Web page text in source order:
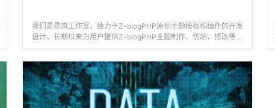
我们是星岚工作室，致力于Z-blogPHP原创主题模板和插件的开发
设计。长期以来为用户提供Z-blogPHP主题制作、仿站、修改等技